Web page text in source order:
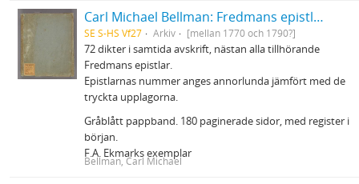
Carl Michael Bellman: Fredmans epistlar m.m.
SE S-HS Vf27 Arkiv [mellan 1770 och 1790?]
72 dikter i samtida avskrift, nästan alla tillhörande
Fredmans epistlar.
Epistlarnas nummer anges annorlunda jämfört med de
tryckta upplagorna.
Gråblått pappband. 180 paginerade sidor, med register i
början.
F.A. Ekmarks exemplar
Bellman, Carl Michael